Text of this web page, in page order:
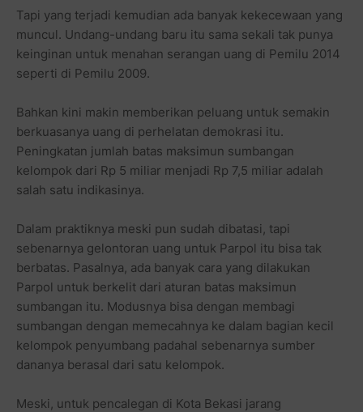
Tapi yang terjadi kemudian ada banyak kekecewaan yang
muncul. Undang-undang baru itu sama sekali tak punya
keinginan untuk menahan serangan uang di Pemilu 2014
seperti di Pemilu 2009.
Bahkan kini makin memberikan peluang untuk semakin
berkuasanya uang di perhelatan demokrasi itu.
Peningkatan jumlah batas maksimun sumbangan
kelompok dari Rp 5 miliar menjadi Rp 7,5 miliar adalah
salah satu indikasinya.
Dalam praktiknya meski pun sudah dibatasi, tapi
sebenarnya gelontoran uang untuk Parpol itu bisa tak
berbatas. Pasalnya, ada banyak cara yang dilakukan
Parpol untuk berkelit dari aturan batas maksimun
sumbangan itu. Modusnya bisa dengan membagi
sumbangan dengan memecahnya ke dalam bagian kecil
kelompok penyumbang padahal sebenarnya sumber
dananya berasal dari satu kelompok.
Meski, untuk pencalegan di Kota Bekasi jarang